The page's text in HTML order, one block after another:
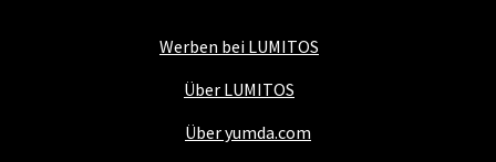
Werben bei LUMITOS
Über LUMITOS
Über yumda.com